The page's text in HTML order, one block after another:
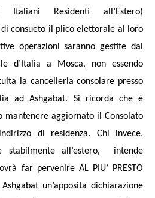
Italiani Residenti all’Estero)
consueto il plico elettorale al loro
operazioni saranno gestite dal
d’Italia a Mosca, non essendo
la cancelleria consolare presso
ad Ashgabat. Si ricorda che è
mantenere aggiornato il Consolato
di residenza. Chi invece,
stabilmente all’estero, intende
far pervenire AL PIU’ PRESTO
un’apposita dichiarazione